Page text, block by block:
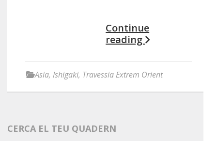
Continue
reading
Asia, Ishigaki, Travessia Extrem Orient
CERCA EL TEU QUADERN